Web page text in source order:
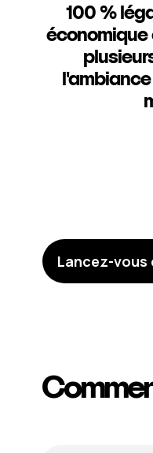
100 %
économique
Lancez-vous